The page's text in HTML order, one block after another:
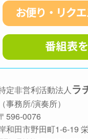
定非営利活動法人 ラ
事務所/演奏所）
596-0076
和田市野田町1-6-19